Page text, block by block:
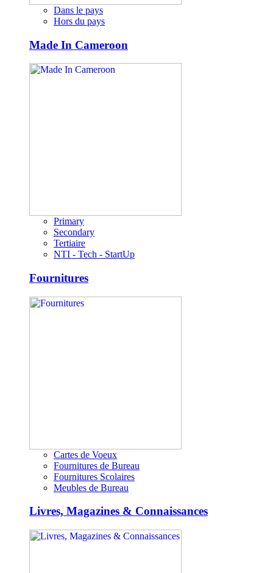
Dans le pays
Hors du pays
Made In Cameroon
Primary
Secondary
Tertiaire
NTI - Tech - StartUp
Fournitures
Cartes de Voeux
Fournitures de Bureau
Fournitures Scolaires
Meubles de Bureau
Livres, Magazines & Connaissances